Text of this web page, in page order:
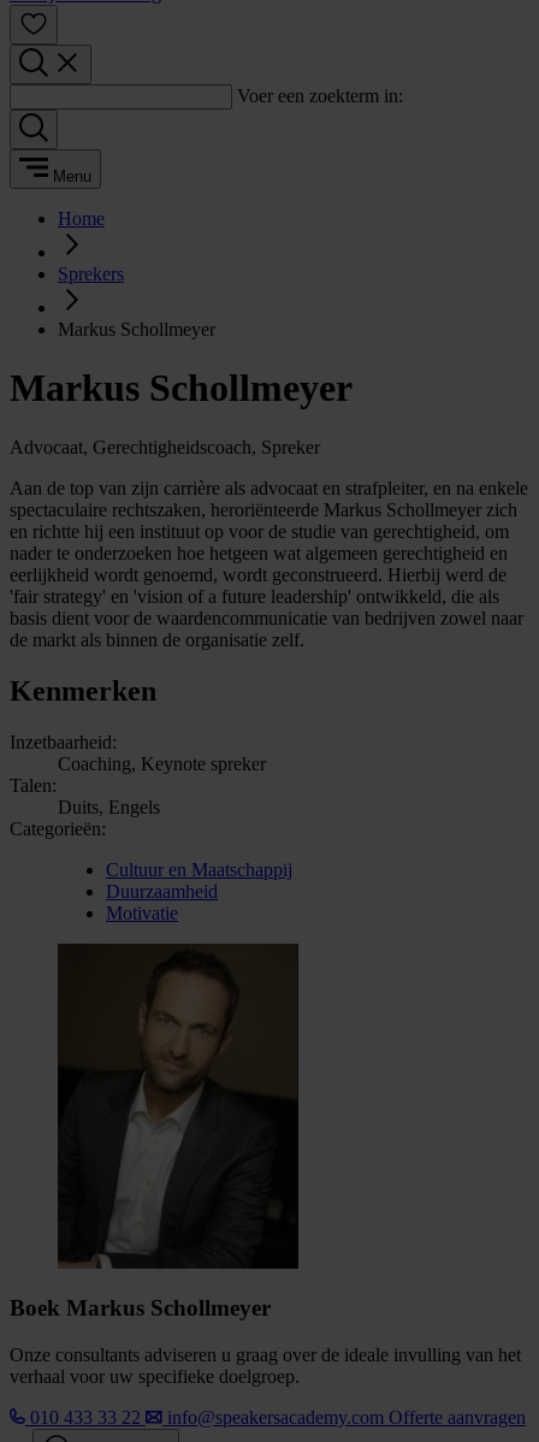
Voer een zoekterm in:
Menu
Home
Sprekers
Markus Schollmeyer
Markus Schollmeyer
Advocaat, Gerechtigheidscoach, Spreker
Aan de top van zijn carrière als advocaat en strafpleiter, en na enkele
spectaculaire rechtszaken, heroriënteerde Markus Schollmeyer zich
en richtte hij een instituut op voor de studie van gerechtigheid, om
nader te onderzoeken hoe hetgeen wat algemeen gerechtigheid en
eerlijkheid wordt genoemd, wordt geconstrueerd. Hierbij werd de
'fair strategy' en 'vision of a future leadership' ontwikkeld, die als
basis dient voor de waardencommunicatie van bedrijven zowel naar
de markt als binnen de organisatie zelf.
Kenmerken
Inzetbaarheid:
Coaching, Keynote spreker
Talen:
Duits, Engels
Categorieën:
Cultuur en Maatschappij
Duurzaamheid
Motivatie
Boek Markus Schollmeyer
Onze consultants adviseren u graag over de ideale invulling van het
verhaal voor uw specifieke doelgroep.
010 433 33 22
info@speakersacademy.com Offerte aanvragen